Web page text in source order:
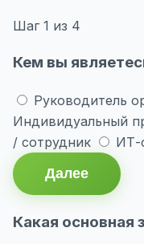
Шаг 1 из 4
Кем вы
Руководитель
Индивидуальный
/ сотрудник
ИТ-
Далее
Какая основная